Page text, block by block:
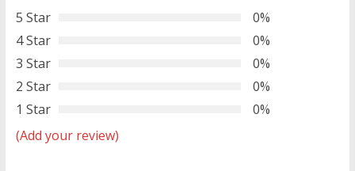
5 Star
0%
4 Star
0%
3 Star
0%
2 Star
0%
1 Star
0%
(Add your review)